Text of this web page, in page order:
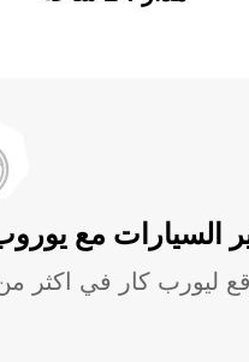
السيارات مع
ليورب كار في اكثر